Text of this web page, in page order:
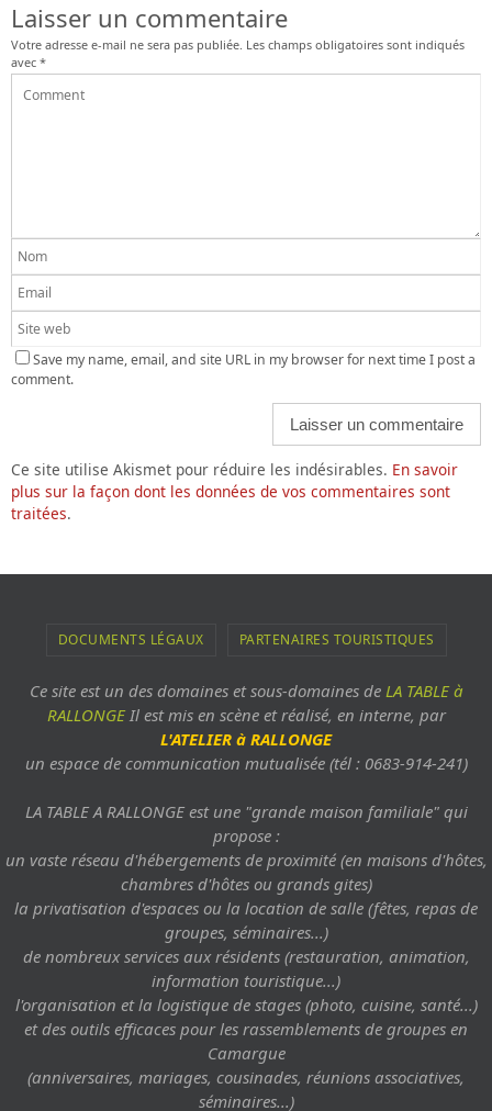
Laisser un commentaire
Votre adresse e-mail ne sera pas publiée. Les champs obligatoires sont indiqués
avec *
Save my name, email, and site URL in my browser for next time I post a
comment.
Ce site utilise Akismet pour réduire les indésirables. En savoir
plus sur la façon dont les données de vos commentaires sont
traitées.
DOCUMENTS LÉGAUX PARTENAIRES TOURISTIQUES
Ce site est un des domaines et sous-domaines de LA TABLE à
RALLONGEIl est mis en scène et réalisé, en interne, par
L'ATELIER à RALLONGE
un espace de communication mutualisée (tél : 0683-914-241)
LA TABLE A RALLONGE est une "grande maison familiale" qui
propose :
un vaste réseau d'hébergements de proximité (en maisons d'hôtes,
chambres d'hôtes ou grands gites)
la privatisation d'espaces ou la location de salle (fêtes, repas de
groupes, séminaires...)
de nombreux services aux résidents (restauration, animation,
information touristique...)
l'organisation et la logistique de stages (photo, cuisine, santé...)
et des outils efficaces pour les rassemblements de groupes en
Camargue
(anniversaires, mariages, cousinades, réunions associatives,
séminaires...)